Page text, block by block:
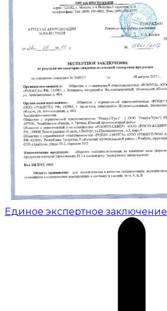
Единое экспертное заключение